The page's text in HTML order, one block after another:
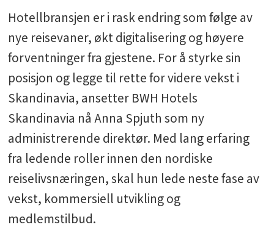
Hotellbransjen er i rask endring som følge av
nye reisevaner, økt digitalisering og høyere
forventninger fra gjestene. For å styrke sin
posisjon og legge til rette for videre vekst i
Skandinavia, ansetter BWH Hotels
Skandinavia nå Anna Spjuth som ny
administrerende direktør. Med lang erfaring
fra ledende roller innen den nordiske
reiselivsnæringen, skal hun lede neste fase av
vekst, kommersiell utvikling og
medlemstilbud.